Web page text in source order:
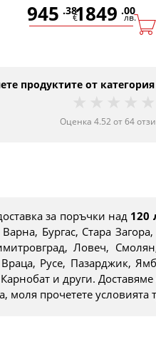
945 .38
€1849 .00
лв.
продуктите от
Оценка 4.52 от64
за поръчки над 120
Бургас, Стара
Ловеч,
Русе, Пазарджик,
и други.
моля прочетете условията